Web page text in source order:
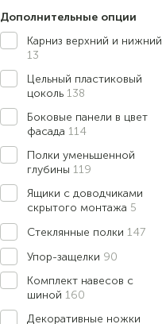
Дополнительные опции
Карниз верхний и нижний
13
Цельный пластиковый
цоколь 138
Боковые панели в цвет
фасада 114
Полки уменьшенной
глубины 119
Ящики с доводчиками
скрытого монтажа 5
Стеклянные полки 147
Упор-защелки 90
Комплект навесов с
шиной 160
Декоративные ножки